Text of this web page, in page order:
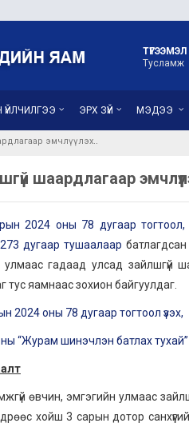
Тусламж
ҮЙЛЧИЛГЭЭ ЭРХ ЗҮЙ МЭДЭЭ
эмчлүүлэх
шаардлагаар
2024 оны 78 дугаар тогтоол,
дугаар тушаалаар
гадаад улсад зайлшгүй
тус яамнаас зохион байгуулдаг.
2024 оны 78 дугаар тогтоол үзэх,
“Журам шинэчлэн батлах
өвчин, эмгэгийн улмаас
хойш 3 сарын дотор